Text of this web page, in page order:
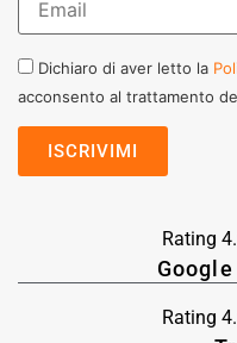
Dichiaro di aver letto la
acconsento al trattamento
Rating
Rating